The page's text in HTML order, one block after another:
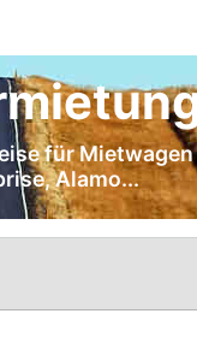
für
Alamo...